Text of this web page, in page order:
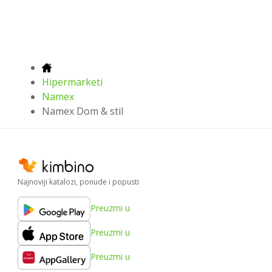
Hipermarketi
Namex
Namex Dom & stil
Najnoviji katalozi, ponude i popusti
Preuzmi u
Preuzmi u
Preuzmi u